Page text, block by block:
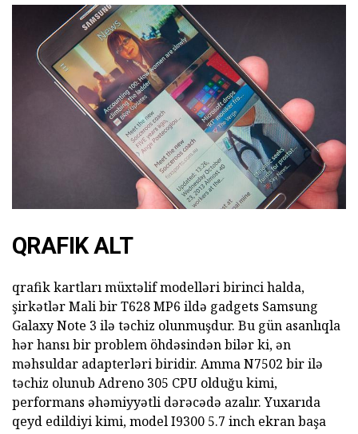
QRAFIK ALT
qrafik kartları müxtəlif modelləri birinci halda,
şirkətlər Mali bir T628 MP6 ildə gadgets Samsung
Galaxy Note 3 ilə təchiz olunmuşdur. Bu gün asanlıqla
hər hansı bir problem öhdəsindən bilər ki, ən
məhsuldar adapterləri biridir. Amma N7502 bir ilə
təchiz olunub Adreno 305 CPU olduğu kimi,
performans əhəmiyyətli dərəcədə azalır. Yuxarıda
qeyd edildiyi kimi, model I9300 5.7 inch ekran başa